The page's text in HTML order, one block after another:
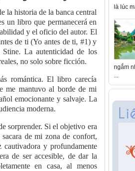
la historia de la banca central
un libro que permanecerá en
y el oficio del autor. El
de ti (Yo antes de ti, #1) y
La autenticidad de los
no solo sobre ficción.
romántica. El libro carecía
me mantuvo al borde de mi
emocionante y salvaje. La
moderna.
sorprender. Si el objetivo era
de mi zona de confort,
y profundamente
de ser accesible, de dar la
en casa, al menos
là lúc
ngắm
...